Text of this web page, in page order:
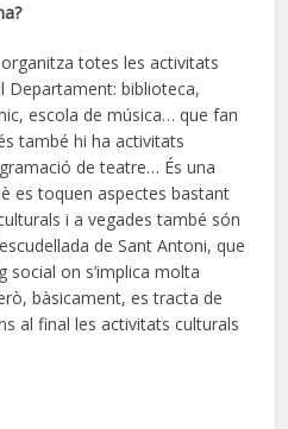
totes les activitats
Departament: biblioteca,
escola de música… que fan
també hi ha activitats
de teatre… És una
es toquen aspectes bastant
i a vegades també són
de Sant Antoni, que
social on s’implica molta
bàsicament, es tracta de
al final les activitats culturals